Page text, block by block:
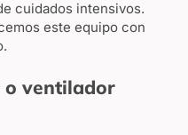
cuidados intensivos.
este equipo con
o ventilador